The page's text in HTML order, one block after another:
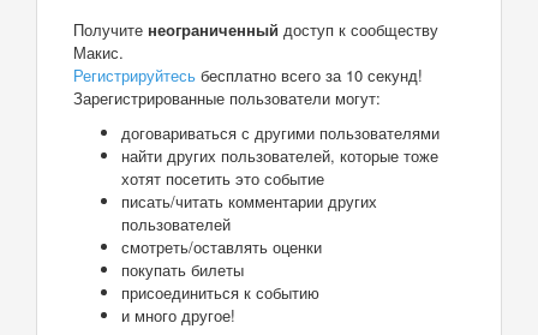
Получите неограниченный доступ к сообществу
Макис.
Регистрируйтесь бесплатно всего за 10 секунд!
Зарегистрированные пользователи могут:
договариваться с другими пользователями
найти других пользователей, которые тоже
хотят посетить это событие
писать/читать комментарии других
пользователей
смотреть/оставлять оценки
покупать билеты
присоединиться к событию
и много другое!